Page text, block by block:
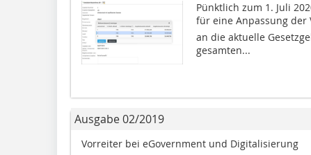
Pünktlich zum 1. Juli
für eine Anpassung der
an die aktuelle
gesamten...
Ausgabe 02/2019
Vorreiter bei eGovernment und ­Digitalisierung